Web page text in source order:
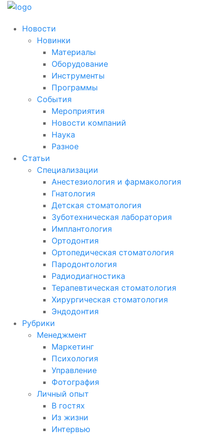
Новости
Новинки
Материалы
Оборудование
Инструменты
Программы
События
Мероприятия
Новости компаний
Наука
Разное
Статьи
Специализации
Анестезиология и фармакология
Гнатология
Детская стоматология
Зуботехническая лаборатория
Имплантология
Ортодонтия
Ортопедическая стоматология
Пародонтология
Радиодиагностика
Терапевтическая стоматология
Хирургическая стоматология
Эндодонтия
Рубрики
Менеджмент
Маркетинг
Психология
Управление
Фотография
Личный опыт
В гостях
Из жизни
Интервью